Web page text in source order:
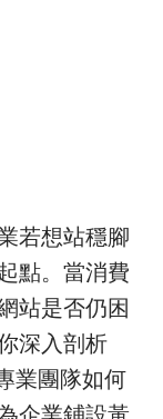
若想站穩腳
點。當消費
站是否仍困
深入剖析
業團隊如何